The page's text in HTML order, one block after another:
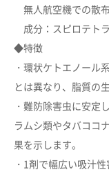
無人航空機での散
成分：スピロテト
◆特徴
・環状ケトエノール
とは異なり、脂質の
・難防除害虫に安定
ラムシ類やタバココ
果を示します。
・1剤で幅広い吸汁